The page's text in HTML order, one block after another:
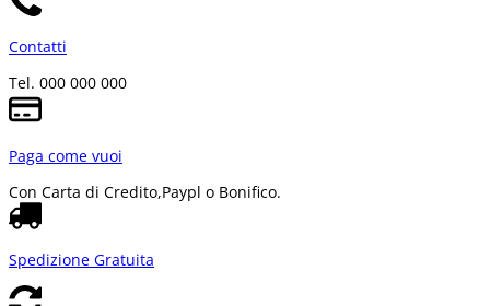
Contatti
Tel. 000 000 000
Paga come vuoi
Con Carta di Credito,Paypl o Bonifico.
Spedizione Gratuita